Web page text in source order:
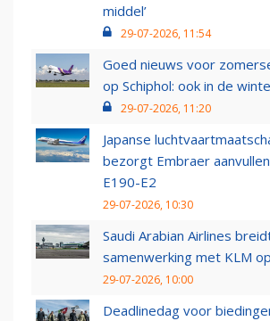
middel’
29-07-2026, 11:54
Goed nieuws voor
op Schiphol: ook in de
29-07-2026, 11:20
Japanse
bezorgt Embraer
E190-E2
29-07-2026, 10:30
Saudi Arabian Airlines
samenwerking met KLM
29-07-2026, 10:00
Deadlinedag voor